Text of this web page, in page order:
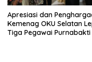
Apresiasi dan
Kemenag OKU Selatan
Tiga Pegawai Purnabakti